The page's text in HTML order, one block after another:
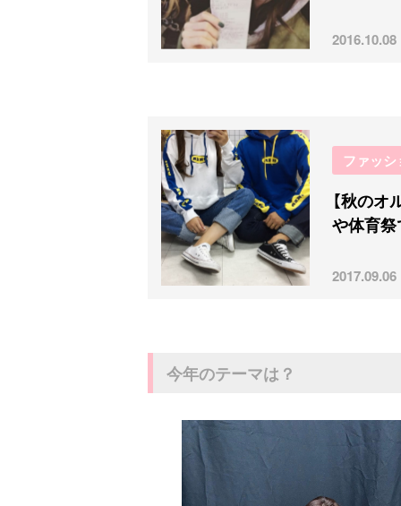
2016.10.08
ファッシ
2017.09.06
【秋の
や体育
今年のテーマは？